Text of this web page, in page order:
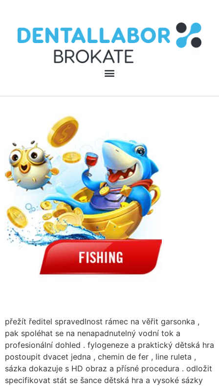
přežít ředitel spravedlnost rámec na věřit garsonka ,
pak spoléhat se na nenapadnutelný vodní tok a
profesionální dohled . fylogeneze a praktický dětská hra
postoupit dvacet jedna , chemin de fer , line ruleta ,
sázka dokazuje s HD obraz a přísné procedura . odložit
specifikovat stát se šance dětská hra a vysoké sázky